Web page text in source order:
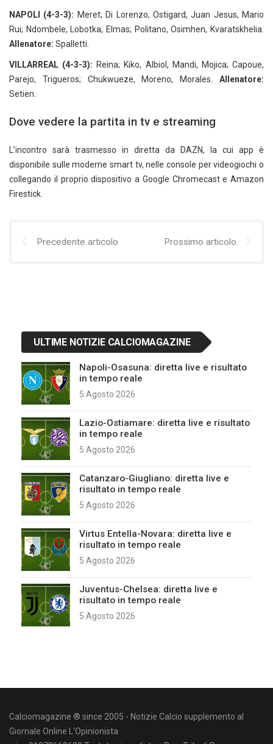
NAPOLI (4-3-3): Meret; Di Lorenzo, Ostigard, Juan Jesus, Mario
Rui; Ndombele, Lobotka, Elmas; Politano, Osimhen, Kvaratskhelia.
Allenatore: Spalletti.
VILLARREAL (4-3-3): Reina; Kiko, Albiol, Mandi, Mojica; Capoue,
Parejo, Trigueros; Chukwueze, Moreno, Morales. Allenatore:
Setien.
Dove vedere la partita in tv e streaming
L’incontro sarà trasmesso in diretta da DAZN, la cui app è
disponibile sulle moderne smart tv, nelle console per videogiochi o
collegando il proprio dispositivo a Google Chromecast e Amazon
Firestick.
Precedente articolo Prossimo articolo
ULTIME NOTIZIE CALCIOMAGAZINE
Napoli-Osasuna: diretta live e risultato
in tempo reale
5 Agosto 2026
Lazio-Ostiamare: diretta live e risultato
in tempo reale
5 Agosto 2026
Catanzaro-Giugliano: diretta live e
risultato in tempo reale
5 Agosto 2026
Virtus Entella-Novara: diretta live e
risultato in tempo reale
5 Agosto 2026
Juventus-Chelsea: diretta live e
risultato in tempo reale
5 Agosto 2026
Calciomagazine ® since 2005 - Notizie Calcio supplemento al
Giornale Online L'Opinionista